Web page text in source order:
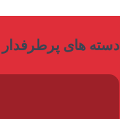
دسته های پرطرفدار